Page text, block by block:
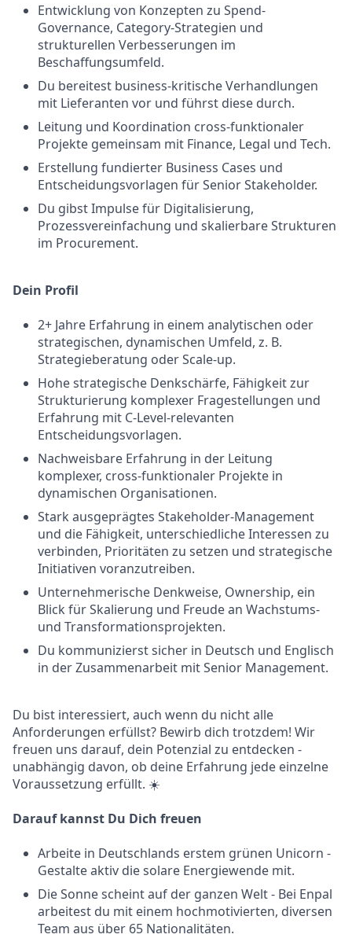
Entwicklung von Konzepten zu Spend-
Governance, Category-Strategien und
strukturellen Verbesserungen im
Beschaffungsumfeld.
Du bereitest business-kritische Verhandlungen
mit Lieferanten vor und führst diese durch.
Leitung und Koordination cross-funktionaler
Projekte gemeinsam mit Finance, Legal und Tech.
Erstellung fundierter Business Cases und
Entscheidungsvorlagen für Senior Stakeholder.
Du gibst Impulse für Digitalisierung,
Prozessvereinfachung und skalierbare Strukturen
im Procurement.
Dein Profil
2+ Jahre Erfahrung in einem analytischen oder
strategischen, dynamischen Umfeld, z. B.
Strategieberatung oder Scale-up.
Hohe strategische Denkschärfe, Fähigkeit zur
Strukturierung komplexer Fragestellungen und
Erfahrung mit C-Level-relevanten
Entscheidungsvorlagen.
Nachweisbare Erfahrung in der Leitung
komplexer, cross-funktionaler Projekte in
dynamischen Organisationen.
Stark ausgeprägtes Stakeholder-Management
und die Fähigkeit, unterschiedliche Interessen zu
verbinden, Prioritäten zu setzen und strategische
Initiativen voranzutreiben.
Unternehmerische Denkweise, Ownership, ein
Blick für Skalierung und Freude an Wachstums-
und Transformationsprojekten.
Du kommunizierst sicher in Deutsch und Englisch
in der Zusammenarbeit mit Senior Management.
Du bist interessiert, auch wenn du nicht alle
Anforderungen erfüllst? Bewirb dich trotzdem! Wir
freuen uns darauf, dein Potenzial zu entdecken -
unabhängig davon, ob deine Erfahrung jede einzelne
Voraussetzung erfüllt. ☀️
Darauf kannst Du Dich freuen
Arbeite in Deutschlands erstem grünen Unicorn -
Gestalte aktiv die solare Energiewende mit.
Die Sonne scheint auf der ganzen Welt - Bei Enpal
arbeitest du mit einem hochmotivierten, diversen
Team aus über 65 Nationalitäten.